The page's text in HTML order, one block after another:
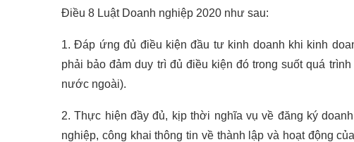
Điều 8 Luật Doanh nghiệp 2020 như sau:
1. Đáp ứng đủ điều kiện đầu tư kinh doanh khi kinh
phải bảo đảm duy trì đủ điều kiện đó trong suốt quá
nước ngoài).
2. Thực hiện đầy đủ, kịp thời nghĩa vụ về đăng ký
nghiệp, công khai thông tin về thành lập và hoạt động